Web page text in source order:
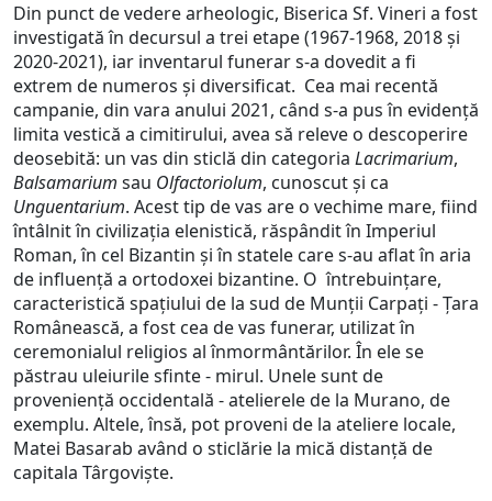
Din punct de vedere arheologic, Biserica Sf. Vineri a fost
investigată în decursul a trei etape (1967-1968, 2018 și
2020-2021), iar inventarul funerar s-a dovedit a fi
extrem de numeros și diversificat. Cea mai recentă
campanie, din vara anului 2021, când s-a pus în evidență
limita vestică a cimitirului, avea să releve o descoperire
deosebită: un vas din sticlă din categoria Lacrimarium,
Balsamarium sau Olfactoriolum, cunoscut și ca
Unguentarium. Acest tip de vas are o vechime mare, fiind
întâlnit în civilizația elenistică, răspândit în Imperiul
Roman, în cel Bizantin și în statele care s-au aflat în aria
de influență a ortodoxei bizantine. O întrebuințare,
caracteristică spațiului de la sud de Munții Carpați - Țara
Românească, a fost cea de vas funerar, utilizat în
ceremonialul religios al înmormântărilor. În ele se
păstrau uleiurile sfinte - mirul. Unele sunt de
proveniență occidentală - atelierele de la Murano, de
exemplu. Altele, însă, pot proveni de la ateliere locale,
Matei Basarab având o sticlărie la mică distanță de
capitala Târgoviște.